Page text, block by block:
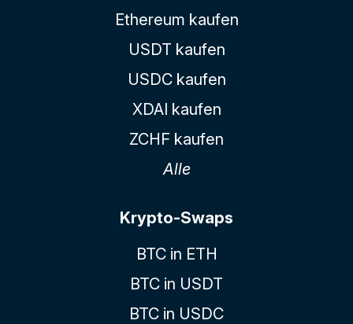
Ethereum kaufen
USDT kaufen
USDC kaufen
XDAI kaufen
ZCHF kaufen
Alle
Krypto-Swaps
BTC in ETH
BTC in USDT
BTC in USDC